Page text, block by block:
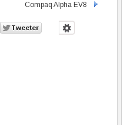
Compaq Alpha EV8